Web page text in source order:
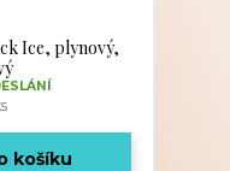
Ice, plynový,
košíku